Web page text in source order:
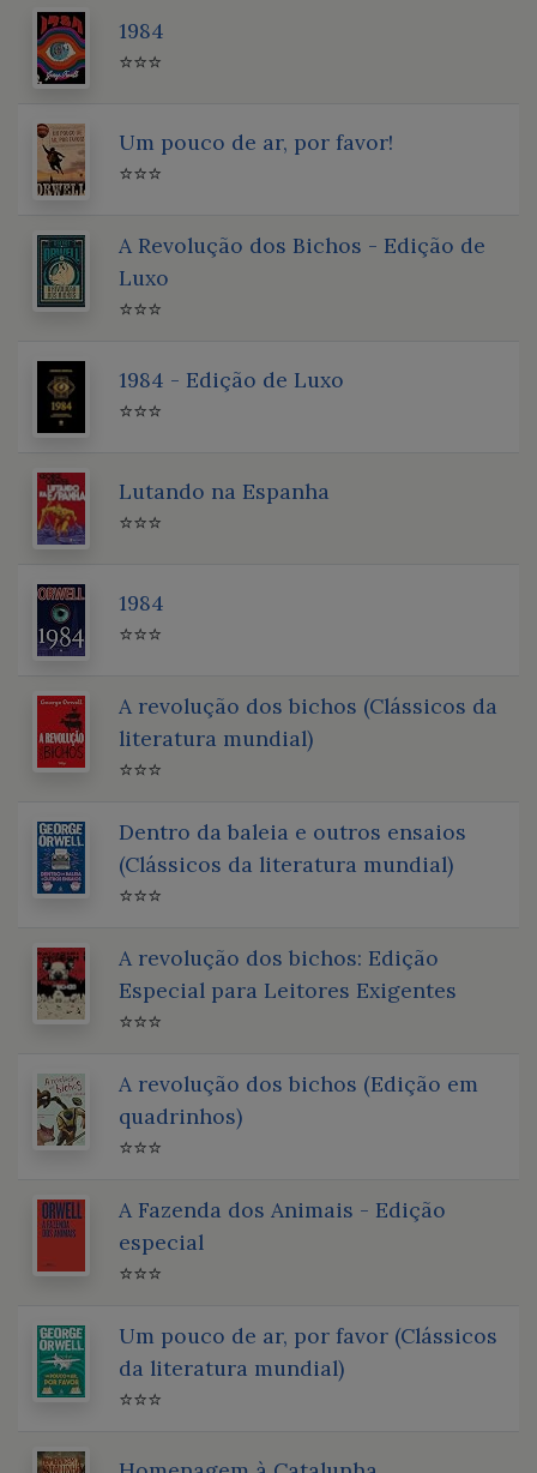
1984
⭐⭐⭐
Um pouco de ar, por favor!
⭐⭐⭐
A Revolução dos Bichos - Edição de
Luxo
⭐⭐⭐
1984 - Edição de Luxo
⭐⭐⭐
Lutando na Espanha
⭐⭐⭐
1984
⭐⭐⭐
A revolução dos bichos (Clássicos da
literatura mundial)
⭐⭐⭐
Dentro da baleia e outros ensaios
(Clássicos da literatura mundial)
⭐⭐⭐
A revolução dos bichos: Edição
Especial para Leitores Exigentes
⭐⭐⭐
A revolução dos bichos (Edição em
quadrinhos)
⭐⭐⭐
A Fazenda dos Animais - Edição
especial
⭐⭐⭐
Um pouco de ar, por favor (Clássicos
da literatura mundial)
⭐⭐⭐